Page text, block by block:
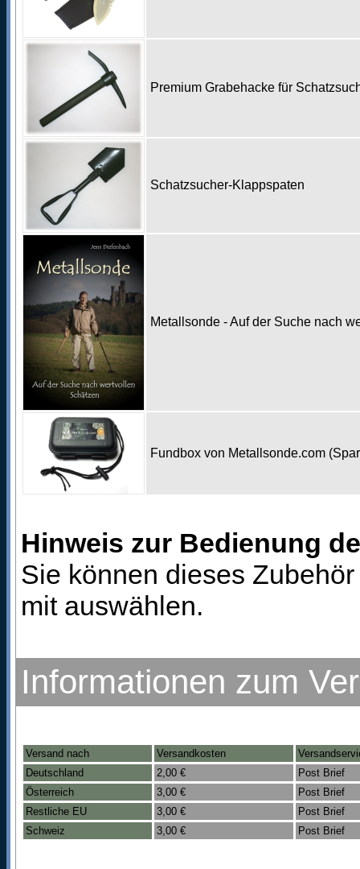
Premium Grabehacke für
Schatzsucher-Klappspaten
Metallsonde - Auf der Suche nach
Fundbox von Metallsonde.com
Hinweis zur Bedienung
Sie können dieses
mit auswählen.
Informationen zum
Versand nach Versandkosten
Deutschland
2,00 €
Post Brief
Österreich
3,00 €
Post Brief
Restliche EU
3,00 €
Post Brief
Schweiz
3,00 € Post Brief